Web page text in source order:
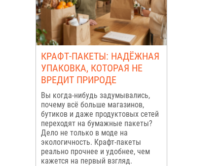
КРАФТ-ПАКЕТЫ: НАДЁЖНАЯ
УПАКОВКА, КОТОРАЯ НЕ
ВРЕДИТ ПРИРОДЕ
Вы когда-нибудь задумывались,
почему всё больше магазинов,
бутиков и даже продуктовых сетей
переходят на бумажные пакеты?
Дело не только в моде на
экологичность. Крафт-пакеты
реально прочнее и удобнее, чем
кажется на первый взгляд.